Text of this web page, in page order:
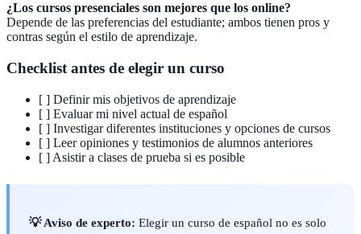
¿Los cursos presenciales son mejores que los online?
Depende de las preferencias del estudiante; ambos tienen pros y
contras según el estilo de aprendizaje.
Checklist antes de elegir un curso
[ ] Definir mis objetivos de aprendizaje
[ ] Evaluar mi nivel actual de español
[ ] Investigar diferentes instituciones y opciones de cursos
[ ] Leer opiniones y testimonios de alumnos anteriores
[ ] Asistir a clases de prueba si es posible
💡 Aviso de experto: Elegir un curso de español no es solo